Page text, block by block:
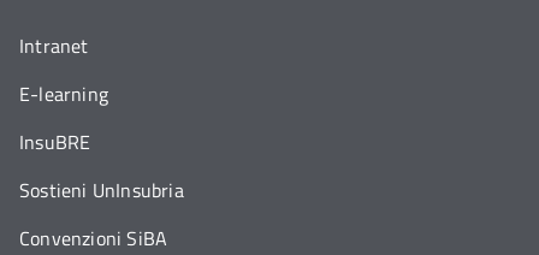
Intranet
E-learning
InsuBRE
Sostieni UnInsubria
Convenzioni SiBA